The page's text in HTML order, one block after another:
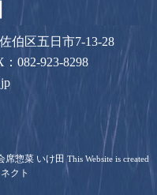
伯区五日市7-13-28
082-923-8298
席惣菜 いけ田 This Website is created
クト